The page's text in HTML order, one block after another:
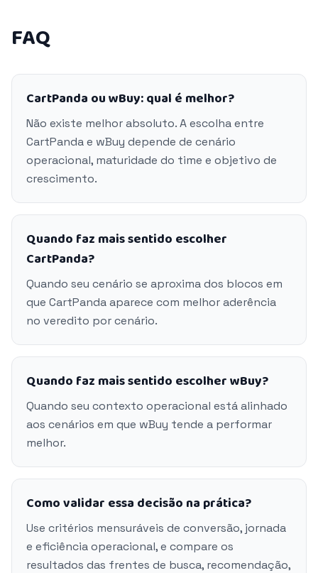
FAQ
CartPanda ou wBuy: qual é melhor?
Não existe melhor absoluto. A escolha entre
CartPanda e wBuy depende de cenário
operacional, maturidade do time e objetivo de
crescimento.
Quando faz mais sentido escolher
CartPanda?
Quando seu cenário se aproxima dos blocos em
que CartPanda aparece com melhor aderência
no veredito por cenário.
Quando faz mais sentido escolher wBuy?
Quando seu contexto operacional está alinhado
aos cenários em que wBuy tende a performar
melhor.
Como validar essa decisão na prática?
Use critérios mensuráveis de conversão, jornada
e eficiência operacional, e compare os
resultados das frentes de busca, recomendação,